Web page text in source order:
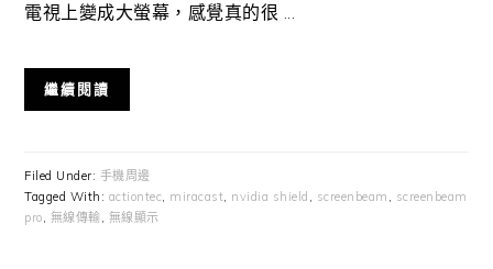
電視上變成大螢幕，感覺真的很 ...
繼續閱讀
Filed Under: 手機周邊
Tagged With: actiontec, miracast, nvidia shield , screenbeam , screenbeam
pro, 無線傳輸 , 無線顯示